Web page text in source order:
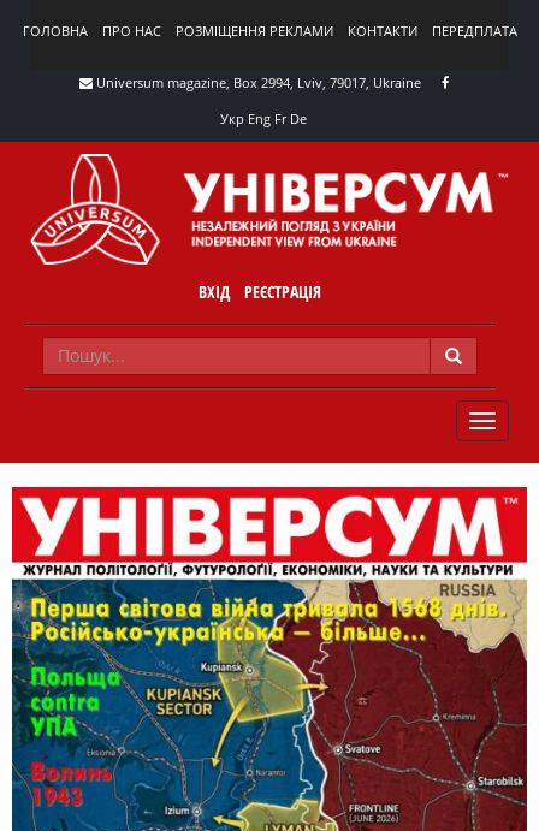
ГОЛОВНА ПРО НАС РОЗМІЩЕННЯ РЕКЛАМИ КОНТАКТИ ПЕРЕДПЛАТА
Universum magazine, Box 2994, Lviv, 79017, Ukraine
Укр Eng FrDe
ВХІД РЕЄСТРАЦІЯ
TOGGLE